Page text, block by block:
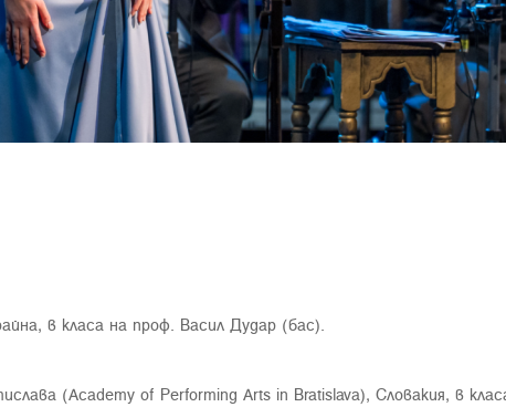
в класа на проф. Васил Дудар (бас).
(Academy of Performing Arts in Bratislava), Словакия, в